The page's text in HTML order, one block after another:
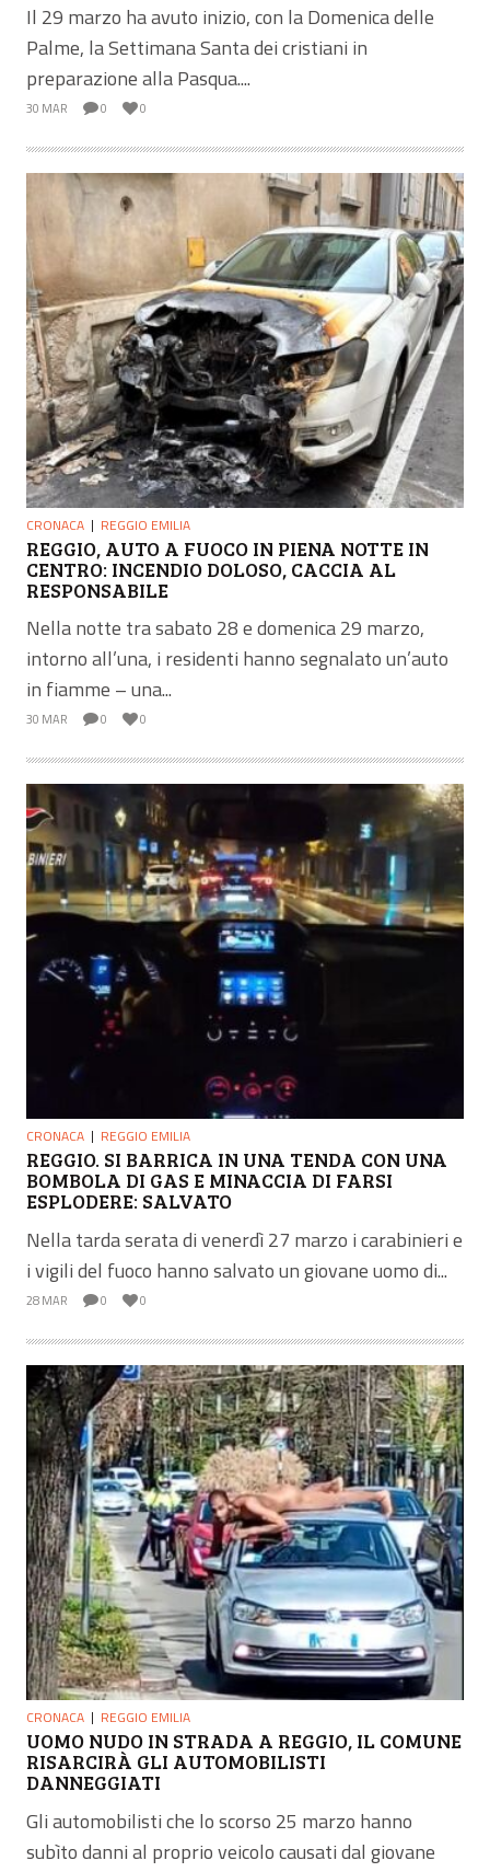
Il 29 marzo ha avuto inizio, con la Domenica delle
Palme, la Settimana Santa dei cristiani in
preparazione alla Pasqua....
30 MAR 0 0
CRONACA REGGIO EMILIA
REGGIO, AUTO A FUOCO IN PIENA NOTTE IN
CENTRO: INCENDIO DOLOSO, CACCIA AL
RESPONSABILE
Nella notte tra sabato 28 e domenica 29 marzo,
intorno all’una, i residenti hanno segnalato un’auto
in fiamme – una...
30 MAR 0 0
CRONACA REGGIO EMILIA
REGGIO. SI BARRICA IN UNA TENDA CON UNA
BOMBOLA DI GAS E MINACCIA DI FARSI
ESPLODERE: SALVATO
Nella tarda serata di venerdì 27 marzo i carabinieri e
i vigili del fuoco hanno salvato un giovane uomo di...
28 MAR 0 0
CRONACA REGGIO EMILIA
UOMO NUDO IN STRADA A REGGIO, IL COMUNE
RISARCIRÀ GLI AUTOMOBILISTI
DANNEGGIATI
Gli automobilisti che lo scorso 25 marzo hanno
subìto danni al proprio veicolo causati dal giovane